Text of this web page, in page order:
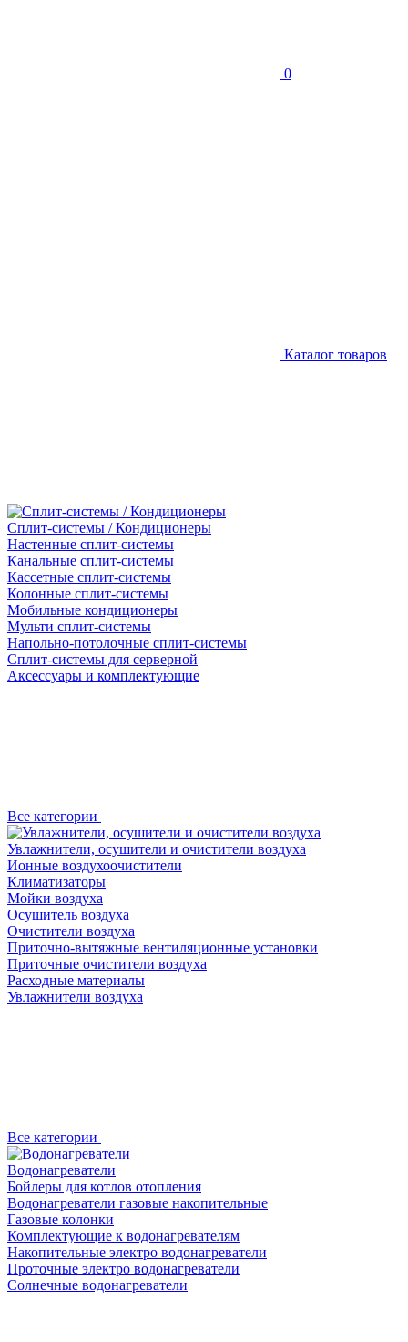
0
Каталог товаров
Сплит-системы / Кондиционеры
Настенные сплит-системы
Канальные сплит-системы
Кассетные сплит-системы
Колонные сплит-системы
Мобильные кондиционеры
Мульти сплит-системы
Напольно-потолочные сплит-системы
Сплит-системы для серверной
Аксессуары и комплектующие
Все категории
Увлажнители, осушители и очистители воздуха
Ионные воздухоочистители
Климатизаторы
Мойки воздуха
Осушитель воздуха
Очистители воздуха
Приточно-вытяжные вентиляционные установки
Приточные очистители воздуха
Расходные материалы
Увлажнители воздуха
Все категории
Водонагреватели
Бойлеры для котлов отопления
Водонагреватели газовые накопительные
Газовые колонки
Комплектующие к водонагревателям
Накопительные электро водонагреватели
Проточные электро водонагреватели
Солнечные водонагреватели